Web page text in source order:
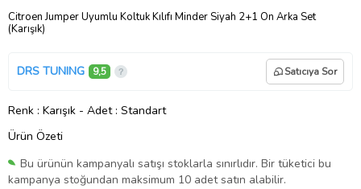
Citroen Jumper Uyumlu Koltuk Kılıfı Minder Siyah 2+1 Ön Arka Set
(Karışık)
DRS TUNING 9,5 Satıcıya Sor
Renk : Karışık - Adet : Standart
Ürün Özeti
Bu ürünün kampanyalı satışı stoklarla sınırlıdır. Bir tüketici bu
kampanya stoğundan maksimum 10 adet satın alabilir.